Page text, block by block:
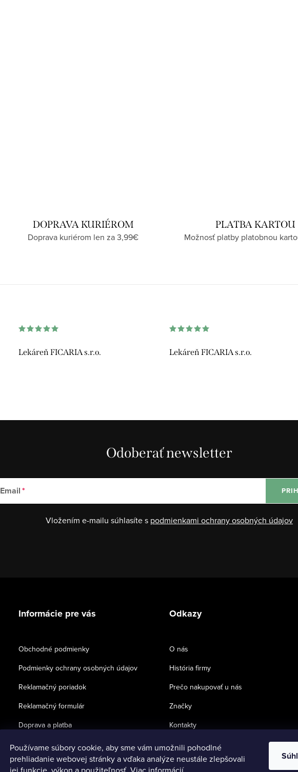
Používame súbory cookie, aby sme vám umožnili pohodlné
prehliadanie webovej stránky a vďaka analýze neustále zlepšovali
DOPRAVA KURIÉROM
Doprava kuriérom len za 3,99€
PLATBA KARTOU
Možnosť platby platobnou
Lekáreň FICARIA s.r.o. Lekáreň FICARIA s.r.o.
Odoberať newsletter
Email
Vložením e-mailu súhlasíte s podmienkami ochrany osobných údajov
Informácie pre vás
Obchodné podmienky
Podmienky ochrany osobných údajov
Reklamačný poriadok
Reklamačný formulár
Doprava a platba
Odkazy
O nás
História firmy
Prečo nakupovať u nás
Značky
Kontakty